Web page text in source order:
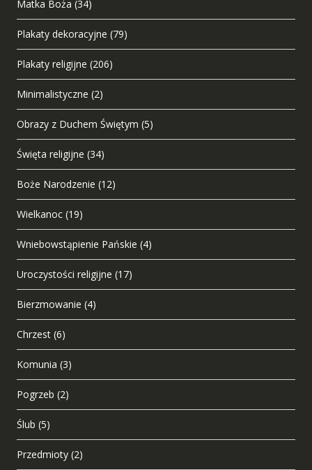
Matka Boża (34)
Plakaty dekoracyjne (79)
Plakaty religijne (206)
Minimalistyczne (2)
Obrazy z Duchem Świętym (5)
Święta religijne (34)
Boże Narodzenie (12)
Wielkanoc (19)
Wniebowstąpienie Pańskie (4)
Uroczystości religijne (17)
Bierzmowanie (4)
Chrzest (6)
Komunia (3)
Pogrzeb (2)
Ślub (5)
Przedmioty (2)